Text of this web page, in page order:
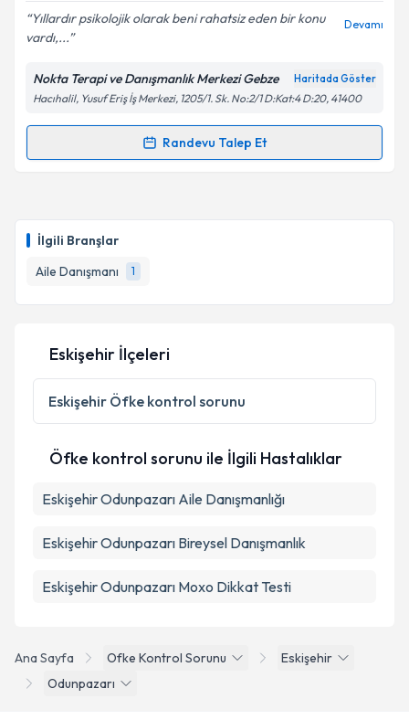
İlgili Branşlar
Aile Danışmanı
1
E-posta Adresiniz
Kişisel verilerimin işlenmesine ilişkinAydınlatma
Metni'ni okudum ve kişisel verilerimin belirtilen
kapsamda işlenmesini kabul ediyorum.
Yıllardır psikolojik olarak beni rahatsiz eden bir konu
vardı,...
Devamı
Nokta Terapi ve Danışmanlık Merkezi Gebze Haritada Göster
Hacıhalil, Yusuf Eriş İş Merkezi, 1205/1. Sk. No:2/1 D:Kat:4 D:20, 41400
Randevu Talep Et
Randevu Takvimi Talebi
için bir takvim hazırlandığında e-posta ile
bilgilendireceğiz.
E-posta Adresiniz
Kişisel verilerimin işlenmesine ilişkin
Metni 'ni okudum ve kişisel verilerimin belirtilen
Ana Sayfa Ofke Kontrol Sorunu
Eskişehir
Odunpazarı
Eskişehir İlçeleri
Eskişehir Öfke kontrol sorunu
Öfke kontrol sorunu ile İlgili Hastalıklar
Eskişehir Odunpazarı Aile Danışmanlığı
Eskişehir Odunpazarı Bireysel Danışmanlık
Eskişehir Odunpazarı Moxo Dikkat Testi